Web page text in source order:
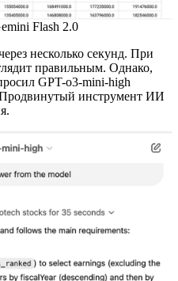
Flash 2.0
несколько секунд. При
правильным. Однако,
GPT-o3-mini-high
Продвинутый инструмент ИИ